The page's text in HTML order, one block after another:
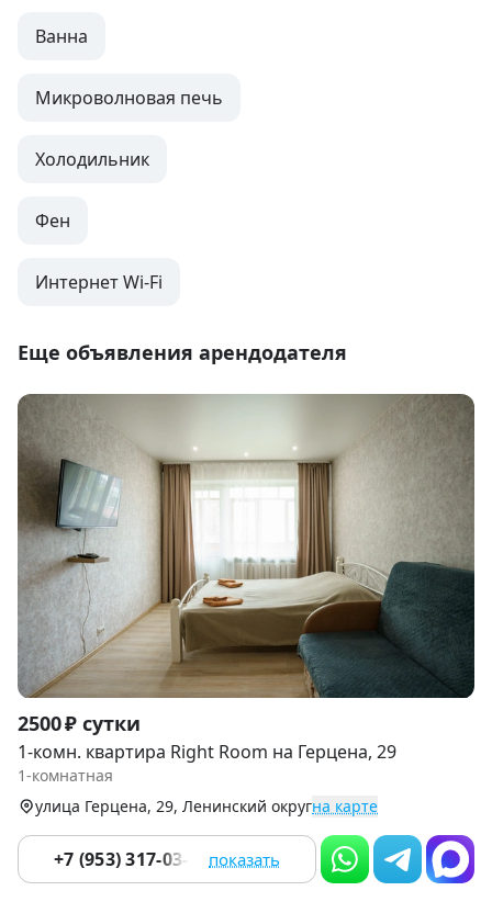
Ванна
Микроволновая печь
Холодильник
Фен
Интернет Wi-Fi
Еще объявления арендодателя
Item
1
of
9
2500 ₽ сутки
1-комн. квартира Right Room на Герцена, 29
1-комнатная
улица Герцена, 29, Ленинский округна карте
+7 (953) 317-03-22 показать